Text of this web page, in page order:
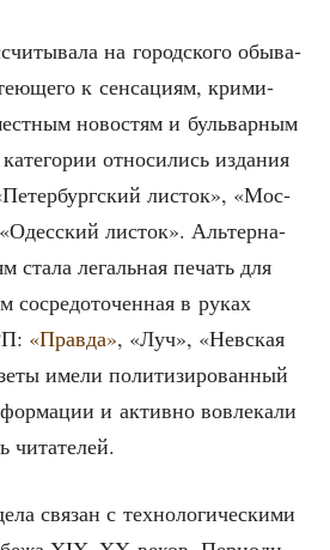
на город­ско­го обы­ва­
к сен­са­ци­ям, кри­ми­
ново­стям и буль­вар­ным
отно­си­лись изда­ния
листок», «Мос­
листок». Аль­тер­на­
ста­ла легаль­ная печать для
сосре­до­то­чен­ная в руках
«Прав­да», «Луч», «Нев­ская
име­ли поли­ти­зи­ро­ван­ный
и актив­но вовле­ка­ли
читателей.
свя­зан с тех­но­ло­ги­че­ски­ми